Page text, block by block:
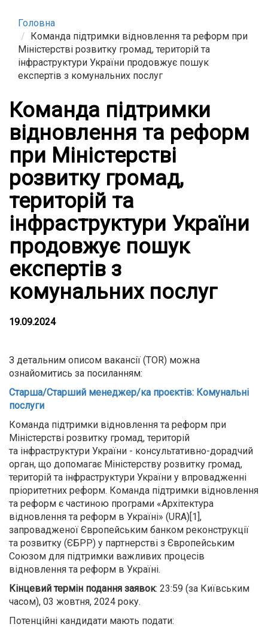
Головна
Команда підтримки відновлення та реформ при
Міністерстві розвитку громад, територій та
інфраструктури України продовжує пошук
експертів з комунальних послуг
Команда підтримки
відновлення та реформ
при Міністерстві
розвитку громад,
територій та
інфраструктури України
продовжує пошук
експертів з
комунальних послуг
19.09.2024
З детальним описом вакансії (TOR) можна
ознайомитись за посиланням:
Старша/Старший менеджер/ка проєктів: Комунальні
послуги
Команда підтримки відновлення та реформ при
Міністерстві розвитку громад, територій
та інфраструктури України - консультативно-дорадчий
орган, що допомагає Міністерству розвитку громад,
територій та інфраструктури України у впровадженні
пріоритетних реформ. Команда підтримки відновлення
та реформ є частиною програми «Архітектура
відновлення та реформ в Україні» (URA)[1],
запровадженої Європейським банком реконструкції
та розвитку (ЄБРР) у партнерстві з Європейським
Союзом для підтримки важливих процесів
відновлення та реформ в Україні.
Кінцевий термін подання заявок: 23:59 (за Київським
часом), 03 жовтня, 2024 року.
Потенційні кандидати мають подати: